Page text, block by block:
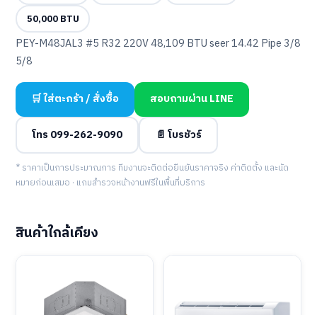
50,000 BTU
PEY-M48JAL3 #5 R32 220V 48,109 BTU seer 14.42 Pipe 3/8
5/8
🛒 ใส่ตะกร้า / สั่งซื้อ สอบถามผ่าน LINE
โทร 099-262-9090 📄 โบรชัวร์
* ราคาเป็นการประมาณการ ทีมงานจะติดต่อยืนยันราคาจริง ค่าติดตั้ง และนัด
หมายก่อนเสมอ · แถมสำรวจหน้างานฟรีในพื้นที่บริการ
สินค้าใกล้เคียง